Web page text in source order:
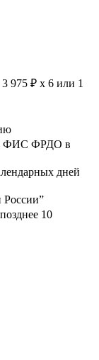
3 975 ₽ х 6 или 1
в ФИС ФРДО в
дней
России”
10